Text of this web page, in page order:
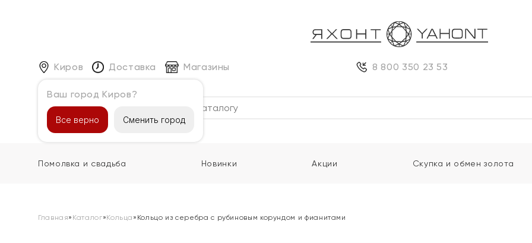
Киров
Ваш город Киров?
Все верно Сменить город
Доставка Магазины 8 800 350 23 53
Каталог
Помолвка и свадьба Новинки Акции Скупка и обмен золота
Главная» Каталог»Кольца » Кольцо из серебра с рубиновым корундом и фианитами